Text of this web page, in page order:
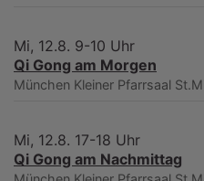
Mi, 12.8. 9-10 Uhr
Qi Gong am Morgen
München Kleiner Pfarrsaal
Mi, 12.8. 17-18 Uhr
Qi Gong am Nachmittag